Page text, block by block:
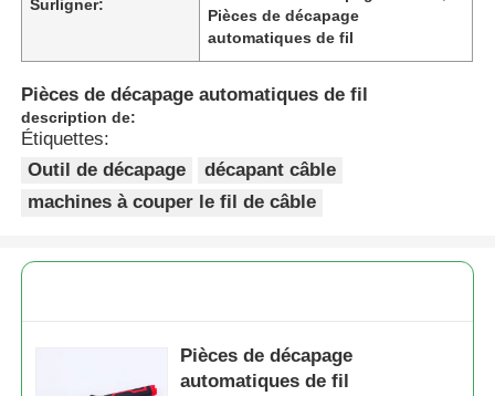
Surligner:
Pièces de décapage
automatiques de fil
Pièces de décapage automatiques de fil
description de:
Étiquettes:
Outil de décapage
décapant câble
machines à couper le fil de câble
Pièces de décapage
automatiques de fil